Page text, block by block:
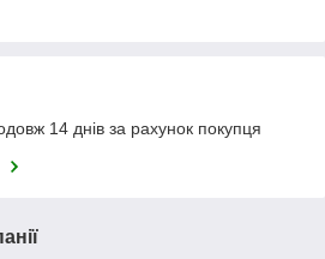
14 днів за рахунок покупця